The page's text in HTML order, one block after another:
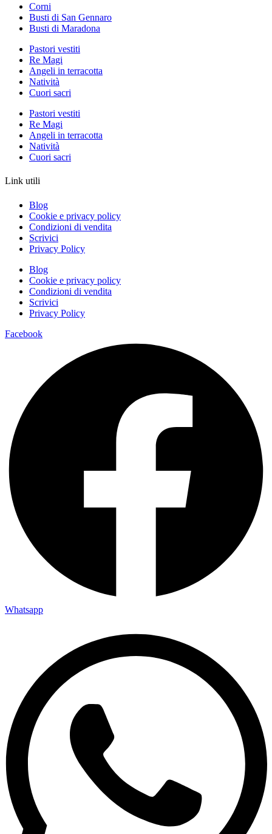
Corni
Busti di San Gennaro
Busti di Maradona
Pastori vestiti
Re Magi
Angeli in terracotta
Natività
Cuori sacri
Pastori vestiti
Re Magi
Angeli in terracotta
Natività
Cuori sacri
Link utili
Blog
Cookie e privacy policy
Condizioni di vendita
Scrivici
Privacy Policy
Blog
Cookie e privacy policy
Condizioni di vendita
Scrivici
Privacy Policy
Facebook
Whatsapp